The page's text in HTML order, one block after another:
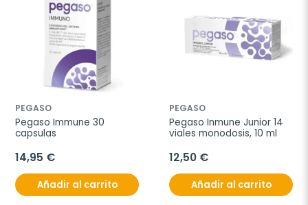
PEGASO
Pegaso Immune 30
capsulas
14,95 €
Añadir al carrito
PEGASO
Pegaso Inmune Junior 14
viales monodosis, 10 ml
12,50 €
Añadir al carrito